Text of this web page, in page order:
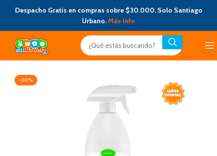
Despacho Gratis en compras sobre $30.000. Solo Santiago
Urbano.Más Info
-20%